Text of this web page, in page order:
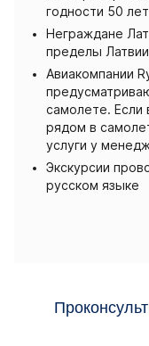
годности 50
Неграждане
пределы Латвии
Авиакомпании
самолете. Если
рядом в
услуги у
Экскурсии
русском языке